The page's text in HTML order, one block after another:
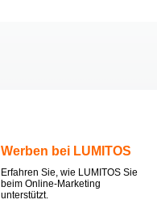
Werben bei LUMITOS
Erfahren Sie, wie LUMITOS Sie
beim Online-Marketing
unterstützt.